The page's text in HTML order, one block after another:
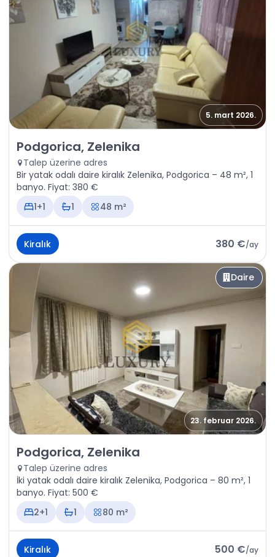
5. mart 2026.
Kiralık - Daire Podgorica, Zelenika
Podgorica, Zelenika
Talep üzerine adres
Bir yatak odalı daire kiralık Zelenika, Podgorica – 48 m², 1
banyo. Fiyat: 380 €
1+1
1 48 m²
Kiralık 380 €/ay
Daire
23. februar 2026.
Kiralık - Daire Podgorica, Zelenika
Podgorica, Zelenika
Talep üzerine adres
İki yatak odalı daire kiralık Zelenika, Podgorica – 80 m², 1
banyo. Fiyat: 500 €
2+1
1 80 m²
Kiralık 500 €/ay